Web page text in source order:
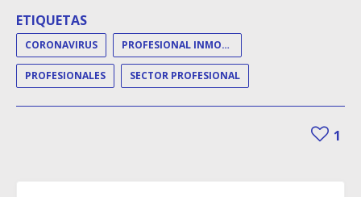
ETIQUETAS
CORONAVIRUS PROFESIONAL INMOBILIARIO
PROFESIONALES SECTOR PROFESIONAL
1